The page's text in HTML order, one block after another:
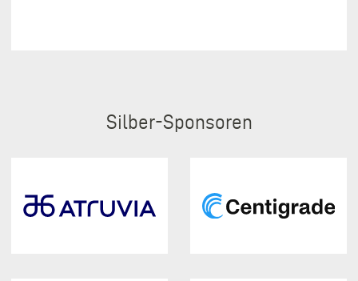
Silber